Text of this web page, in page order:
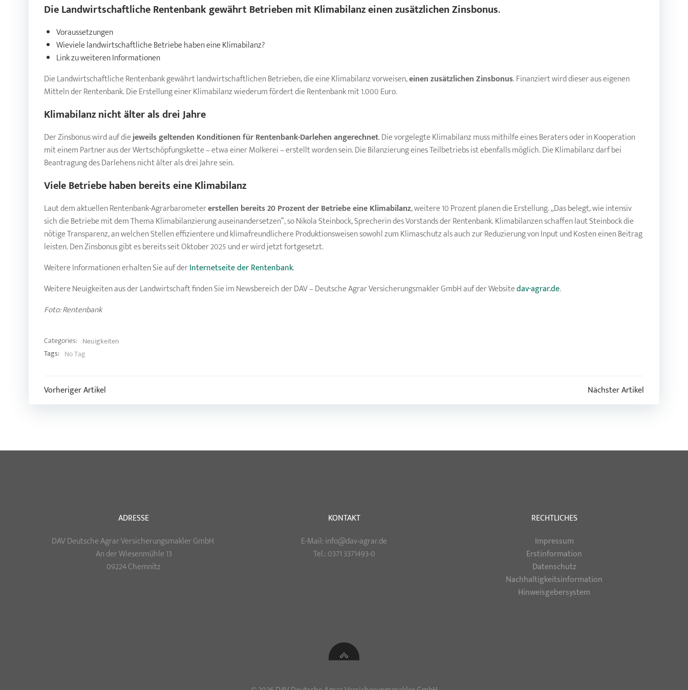
Die Landwirtschaftliche Rentenbank gewährt Betrieben mit Klimabilanz einen zusätzlichen Zinsbonus.
Voraussetzungen
Wieviele landwirtschaftliche Betriebe haben eine Klimabilanz?
Link zu weiteren Informationen
Die Landwirtschaftliche Rentenbank gewährt landwirtschaftlichen Betrieben, die eine Klimabilanz vorweisen,einen zusätzlichen Zinsbonus. Finanziert wird dieser aus eigenen
Mitteln der Rentenbank. Die Erstellung einer Klimabilanz wiederum fördert die Rentenbank mit 1.000 Euro.
Klimabilanznicht älter als drei Jahre
Der Zinsbonus wird auf diejeweils geltenden Konditionen für Rentenbank-Darlehenangerechnet. Die vorgelegte Klimabilanz muss mithilfe eines Beraters oder in Kooperation
mit einem Partner aus der Wertschöpfungskette – etwa einer Molkerei – erstellt worden sein. Die Bilanzierung eines Teilbetriebs ist ebenfalls möglich. Die Klimabilanz darf bei
Beantragung des Darlehens nicht älter als drei Jahre sein.
Viele Betriebe haben bereits eine Klimabilanz
Laut dem aktuellen Rentenbank-Agrarbarometererstellen bereits 20 Prozent derBetriebeeine Klimabilanz, weitere 10 Prozent planen die Erstellung. „Das belegt, wie intensiv
sich die Betriebe mit dem Thema Klimabilanzierung auseinandersetzen“, so Nikola Steinbock, Sprecherin des Vorstands der Rentenbank. Klimabilanzen schaffen laut Steinbock die
nötige Transparenz, an welchen Stellen effizientere und klimafreundlichere Produktionsweisen sowohl zum Klimaschutz als auch zur Reduzierung von Input und Kosten einen Beitrag
leisten. Den Zinsbonus gibt es bereits seit Oktober 2025 und er wird jetzt fortgesetzt.
Weitere Informationen erhalten Sie auf derInternetseite der Rentenbank.
Weitere Neuigkeiten aus der Landwirtschaft finden Sie im Newsbereich der DAV – Deutsche Agrar Versicherungsmakler GmbH auf der Websitedav-agrar.de.
Foto: Rentenbank
Categories: Neuigkeiten
Tags: No Tag
Post
Vorheriger Artikel Post Nächster Artikel
ADRESSE
DAV Deutsche Agrar Versicherungsmakler GmbH
An der Wiesenmühle 13
09224 Chemnitz
KONTAKT
E-Mail: info@dav-agrar.de
Tel.: 0371 3371493-0
RECHTLICHES
Impressum
Erstinformation
Datenschutz
Nachhaltigkeitsinformation
Hinweisgebersystem